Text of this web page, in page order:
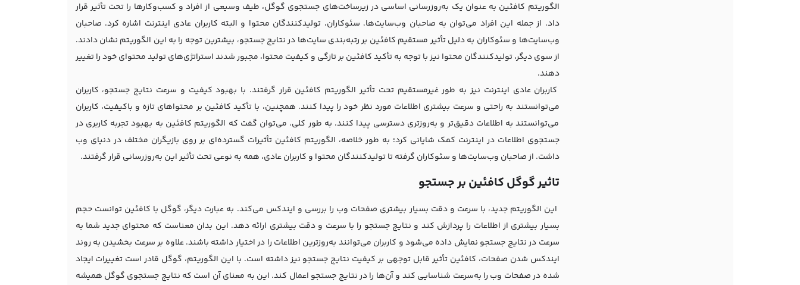
الگوریتم کافئین به عنوان یک به‌روزرسانی اساسی در زیرساخت‌های جستجوی گوگل، طیف وسیعی از افراد و کسب‌وکارها را تحت تأثیر قرار
داد. از جمله این افراد می‌توان به صاحبان وب‌سایت‌ها، سئوکاران، تولیدکنندگان محتوا و البته کاربران عادی اینترنت اشاره کرد. صاحبان
وب‌سایت‌ها و سئوکاران به دلیل تأثیر مستقیم کافئین بر رتبه‌بندی سایت‌ها در نتایج جستجو، بیشترین توجه را به این الگوریتم نشان دادند.
از سوی دیگر، تولیدکنندگان محتوا نیز با توجه به تأکید کافئین بر تازگی و کیفیت محتوا، مجبور شدند استراتژی‌های تولید محتوای خود را تغییر
دهند.
کاربران عادی اینترنت نیز به طور غیرمستقیم تحت تأثیر الگوریتم کافئین قرار گرفتند. با بهبود کیفیت و سرعت نتایج جستجو، کاربران
می‌توانستند به راحتی و سرعت بیشتری اطلاعات مورد نظر خود را پیدا کنند. همچنین، با تأکید کافئین بر محتواهای تازه و باکیفیت، کاربران
می‌توانستند به اطلاعات دقیق‌تر و به‌روزتری دسترسی پیدا کنند. به طور کلی، می‌توان گفت که الگوریتم کافئین به بهبود تجربه کاربری در
جستجوی اطلاعات در اینترنت کمک شایانی کرد؛ به طور خلاصه، الگوریتم کافئین تأثیرات گسترده‌ای بر روی بازیگران مختلف در دنیای وب
داشت. از صاحبان وب‌سایت‌ها و سئوکاران گرفته تا تولیدکنندگان محتوا و کاربران عادی، همه به نوعی تحت تأثیر این به‌روزرسانی قرار گرفتند.
تاثیر گوگل کافئین بر جستجو
این الگوریتم جدید، با سرعت و دقت بسیار بیشتری صفحات وب را بررسی و ایندکس می‌کند. به عبارت دیگر، گوگل با کافئین توانست حجم
بسیار بیشتری از اطلاعات را پردازش کند و نتایج جستجو را با سرعت و دقت بیشتری ارائه دهد. این بدان معناست که محتوای جدید شما به
سرعت در نتایج جستجو نمایش داده می‌شود و کاربران می‌توانند به‌روزترین اطلاعات را در اختیار داشته باشند. علاوه بر سرعت بخشیدن به روند
ایندکس شدن صفحات، کافئین تأثیر قابل توجهی بر کیفیت نتایج جستجو نیز داشته است. با این الگوریتم، گوگل قادر است تغییرات ایجاد
شده در صفحات وب را به‌سرعت شناسایی کند و آن‌ها را در نتایج جستجو اعمال کند. این به معنای آن است که نتایج جستجوی گوگل همیشه